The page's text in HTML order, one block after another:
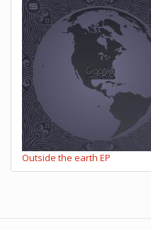
Outside the earth EP